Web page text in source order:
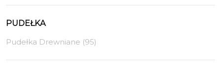
PUDEŁKA
Pudełka Drewniane (95)